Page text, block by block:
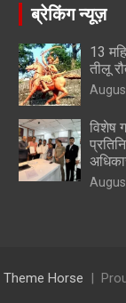
ब्रेकिंग न्यूज़
13
तीलू
विशेष
Theme Horse